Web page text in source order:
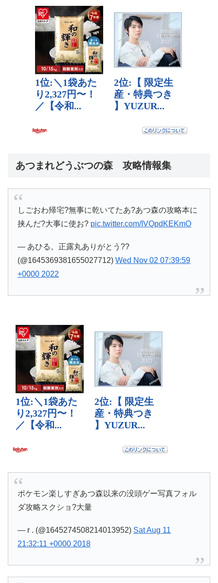
あつまれどうぶつの森 攻略情報集
しごおわ帰宅?無事に乾いてたあ?あつ森の攻略本に
挟んだ?大事に使お? pic.twitter.com/IVQpdKEKmO
— あひる。正露丸ありがとう??
(@1645369381655027712)Wed Nov 02 07:39:59
+0000 2022
ポケモン楽しすぎあつ森以来の没頭ゲー写真フォル
ダ攻略スクショ?大量
— r . (@1645274508214013952) Sat Aug 11
21:32:11 +0000 2018